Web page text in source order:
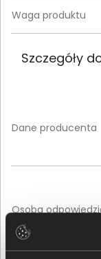
Waga produktu
Szczegóły
Dane producenta
Osoba
produkt